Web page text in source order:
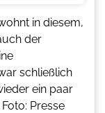
in diesem,
der
schließlich
ein paar
Presse